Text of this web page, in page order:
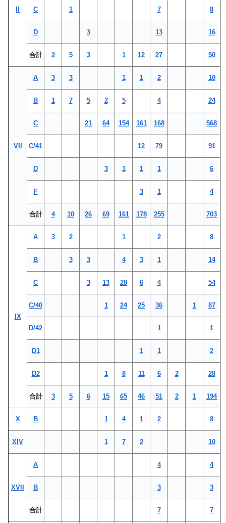
II C 1 7 8
D 3 13 16
合計 2 5 3 1 12 27 50
VII
A 3 3 1 1 2 10
B 1 7 5 2 5 4 24
C 21 64 154 161 168 568
C/41 12 79 91
D 3 1 1 1 6
F 3 1 4
合計 4 10 26 69 161 178 255 703
IX
A 3 2 1 2 8
B 3 3 4 3 1 14
C 3 13 28 6 4 54
C/40 1 24 25 36 1 87
D/42 1 1
D1 1 1 2
D2 1 8 11 6 2 28
合計 3 5 6 15 65 46 51 2 1 194
X B 1 4 1 2 8
XIV 1 7 2 10
XVII
A 4 4
B 3 3
合計 7 7